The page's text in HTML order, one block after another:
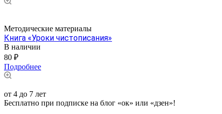
Методические материалы
Книга «Уроки чистописания»
В наличии
80 ₽
Подробнее
от 4 до 7 лет
Бесплатно при подписке на блог «ок» или «дзен»!